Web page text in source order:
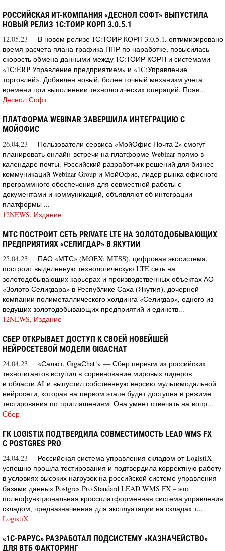
РОССИЙСКАЯ ИТ-КОМПАНИЯ «ДЕСНОЛ СОФТ» ВЫПУСТИЛА
НОВЫЙ РЕЛИЗ 1С:ТОИР КОРП 3.0.5.1
12.05.23
В новом релизе 1С:ТОИР КОРП 3.0.5.1. оптимизировано
время расчета плана-графика ППР по наработке, повысилась
скорость обмена данными между 1С:ТОИР КОРП и системами
«1С:ERP Управление предприятием» и «1C:Управление
торговлей». Добавлен новый, более точный механизм учета
времени при выполнении технологических операций. Появ...
Деснол Софт
ПЛАТФОРМА WEBINAR ЗАВЕРШИЛА ИНТЕГРАЦИЮ С
МОЙОФИС
26.04.23
Пользователи сервиса «МойОфис Почта 2» смогут
планировать онлайн-встречи на платформе Webinar прямо в
календаре почты. Российский разработчик решений для бизнес-
коммуникаций Webinar Group и МойОфис, лидер рынка офисного
программного обеспечения для совместной работы с
документами и коммуникаций, объявляют об интеграции
платформы ...
12NEWS, Издание
МТС ПОСТРОИТ СЕТЬ PRIVATE LTE НА ЗОЛОТОДОБЫВАЮЩИХ
ПРЕДПРИЯТИЯХ «СЕЛИГДАР» В ЯКУТИИ
25.04.23
ПАО «МТС» (MOEX: MTSS), цифровая экосистема,
построит выделенную технологическую LTE сеть на
золотодобывающих карьерах и производственных объектах АО
«Золото Селигдара» в Республике Саха (Якутия), дочерней
компании полиметаллического холдинга «Селигдар», одного из
ведущих золотодобывающих предприятий и единств...
12NEWS, Издание
СБЕР ОТКРЫВАЕТ ДОСТУП К СВОЕЙ НОВЕЙШЕЙ
НЕЙРОСЕТЕВОЙ МОДЕЛИ GIGACHAT
24.04.23
«Салют, GigаСhat!» — Сбер первым из российских
техногигантов вступил в соревнование мировых лидеров
в области AI и выпустил собственную версию мультимодальной
нейросети, которая на первом этапе будет доступна в режиме
тестирования по приглашениям. Она умеет отвечать на вопр...
Сбер
ГК LOGISTIX ПОДТВЕРДИЛА СОВМЕСТИМОСТЬ LEAD WMS FX
С POSTGRES PRO
24.04.23
Российская система управления складом от LogistiX
успешно прошла тестирования и подтвердила корректную работу
в условиях высоких нагрузок на российской системе управления
базами данных Postgres Pro Standard LEAD WMS FX – это
полнофункциональная кроссплатформенная система управления
складом, предназначенная для эксплуатации на складах т...
LogistiX
«1С-РАРУС» РАЗРАБОТАЛ ПОДСИСТЕМУ «КАЗНАЧЕЙСТВО»
ДЛЯ ВТБ ФАКТОРИНГ